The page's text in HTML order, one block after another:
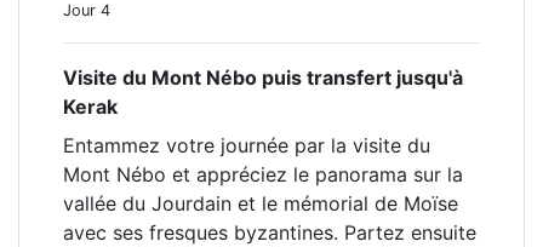
Jour 4
Visite du Mont Nébo puis transfert jusqu'à
Kerak
Entammez votre journée par la visite du
Mont Nébo et appréciez le panorama sur la
vallée du Jourdain et le mémorial de Moïse
avec ses fresques byzantines. Partez ensuite